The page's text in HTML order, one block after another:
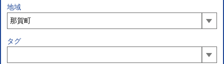
地域
タグ